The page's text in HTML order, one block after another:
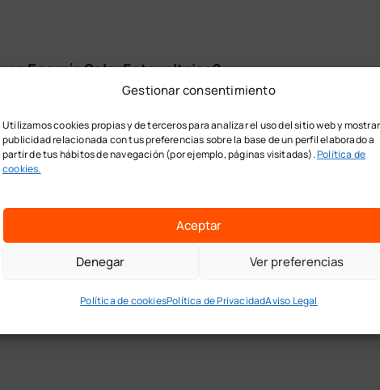
Gestionar consentimiento
Utilizamos cookies propias y de terceros para analizar el uso del sitio web y
publicidad relacionada con tus preferencias sobre la base de un perfil elaborado a
partir de tus hábitos de navegación (por ejemplo, páginas visitadas).Política de
cookies.
Aceptar
Denegar Ver preferencias
Política de cookiesPolítica de PrivacidadAviso Legal
Energía Solar Fotovoltaica?